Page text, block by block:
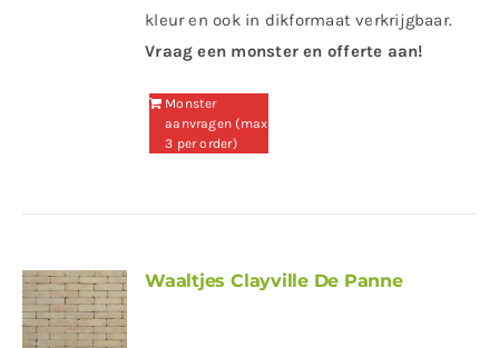
kleur en ook in dikformaat verkrijgbaar.
Vraag een monster en offerte aan!
Monster
aanvragen (max
3 per order)
Waaltjes Clayville De Panne